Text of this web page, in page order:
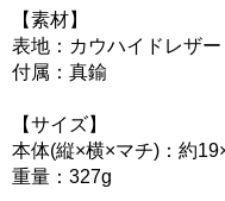
【素材】
表地：カウハイドレザー
付属：真鍮
【サイズ】
本体(縦×横×マチ)：約
重量：327g